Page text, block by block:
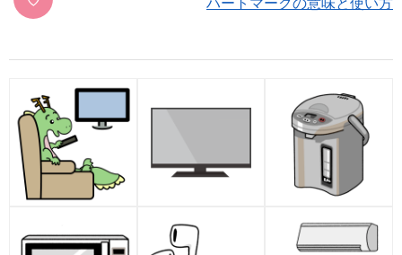
ハートマークの意味と使い方